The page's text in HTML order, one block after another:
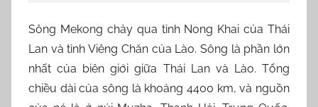
Sông Mekong chảy qua tỉnh Nong Khai của Thái
Lan và tỉnh Viêng Chăn của Lào. Sông là phần lớn
nhất của biên giới giữa Thái Lan và Lào. Tổng
chiều dài của sông là khoảng 4400 km, và nguồn